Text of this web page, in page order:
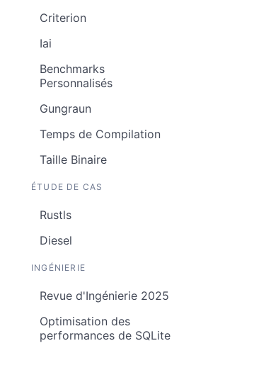
Criterion
Iai
Benchmarks
Personnalisés
Gungraun
Temps de Compilation
Taille Binaire
ÉTUDE DE CAS
Rustls
Diesel
INGÉNIERIE
Revue d'Ingénierie 2025
Optimisation des
performances de SQLite